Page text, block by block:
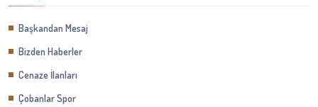
Başkandan Mesaj
Bizden Haberler
Cenaze İlanları
Çobanlar Spor